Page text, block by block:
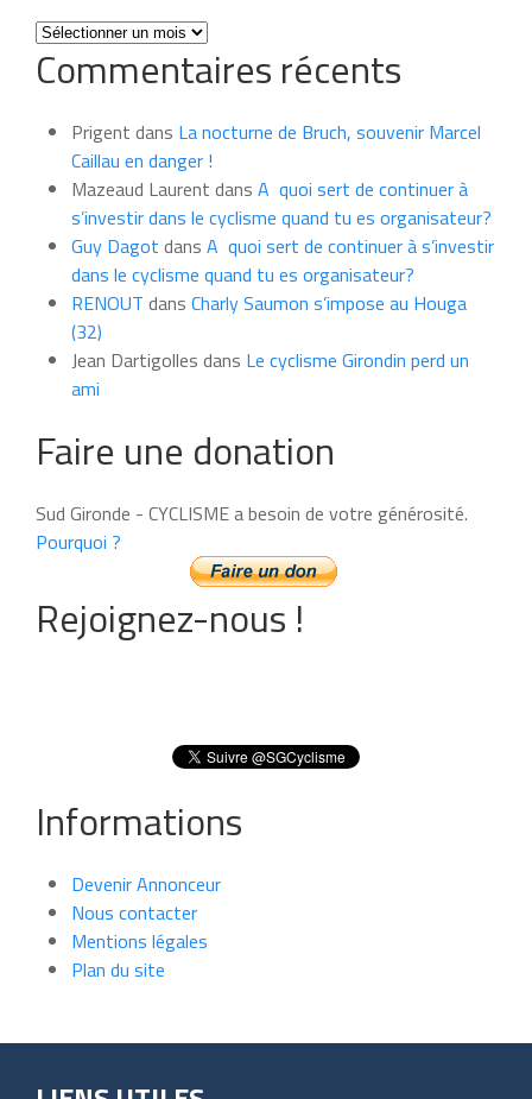
Toutes
les
news
mois
Commentaires récents
Prigent dans La nocturne de Bruch, souvenir Marcel
Caillau en danger !
Mazeaud Laurent dans A quoi sert de continuer à
s’investir dans le cyclisme quand tu es organisateur?
Guy Dagot dans A quoi sert de continuer à s’investir
dans le cyclisme quand tu es organisateur?
RENOUT dans Charly Saumon s’impose au Houga
(32)
Jean Dartigolles dans Le cyclisme Girondin perd un
ami
Faire une donation
Sud Gironde - CYCLISME a besoin de votre générosité.
Pourquoi ?
Rejoignez-nous !
Informations
Devenir Annonceur
Nous contacter
Mentions légales
Plan du site